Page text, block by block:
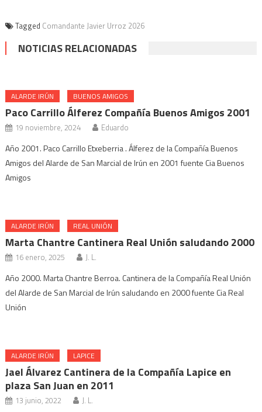
Tagged Comandante Javier Urroz 2026
NOTICIAS RELACIONADAS
ALARDE IRÚN BUENOS AMIGOS
Paco Carrillo Álferez Compañía Buenos Amigos 2001
19 noviembre, 2024 Eduardo
Año 2001. Paco Carrillo Etxeberria . Álferez de la Compañía Buenos
Amigos del Alarde de San Marcial de Irún en 2001 fuente Cia Buenos
Amigos
ALARDE IRÚN REAL UNIÓN
Marta Chantre Cantinera Real Unión saludando 2000
16 enero, 2025 J. L.
Año 2000. Marta Chantre Berroa. Cantinera de la Compañía Real Unión
del Alarde de San Marcial de Irún saludando en 2000 fuente Cia Real
Unión
ALARDE IRÚN LAPICE
Jael Álvarez Cantinera de la Compañía Lapice en
plaza San Juan en 2011
13 junio, 2022 J. L.